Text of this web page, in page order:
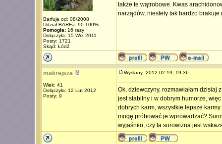
Barfuje od: 08/2008
Udział BARFa: 90-100%
Pomogła:16 razy
Dołączyła: 15 Wrz 2011
Posty: 1721
Skąd: Łódź
także te wątrobowe. Kwas
narządów, niestety tak bardzo brakuje
makrejsza
Wiek: 41
Dołączyła: 12 Lut 2012
Posty: 9
Wysłany: 2012-02-19, 19:36
Ok, dziewczyny, rozmawiałam dzisiaj
jest stabilny i w dobrym humorze,
dobrych karm, wszystkie lepsze
mogę próbować je wprowadzać?
wyjaśniło, czy ta surowizna jest